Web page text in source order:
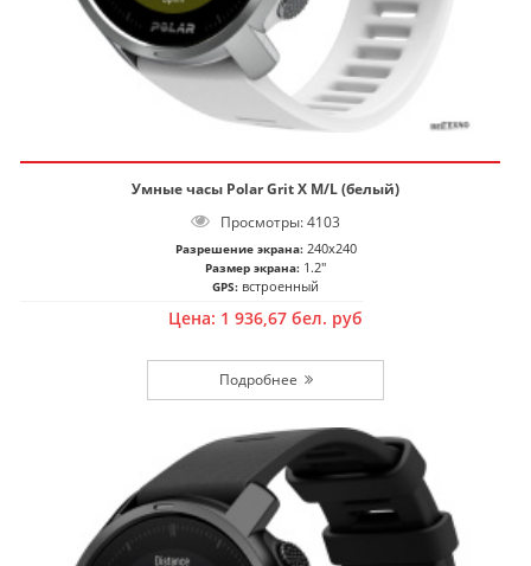
Умные часы Polar Grit X M/L (белый)
Просмотры: 4103
Разрешение экрана: 240x240
Размер экрана: 1.2"
GPS: встроенный
Цена: 1 936,67 бел. руб